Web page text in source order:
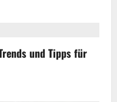
und Tipps für